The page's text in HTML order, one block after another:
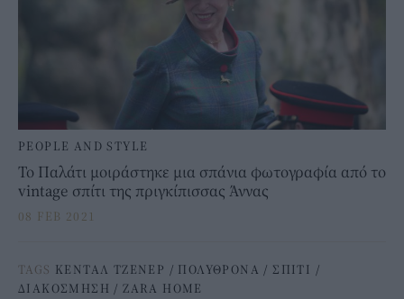
PEOPLE AND STYLE
Το Παλάτι μοιράστηκε μια σπάνια φωτογραφία από το
vintage σπίτι της πριγκίπισσας Άννας
08 FEB 2021
TAGS ΚΕΝΤΑΛ ΤΖΕΝΕΡ / ΠΟΛΥΘΡΟΝΑ / ΣΠΙΤΙ /
ΔΙΑΚΟΣΜΗΣΗ / ZARA HOME